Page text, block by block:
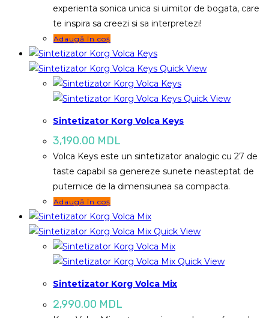
experienta sonica unica si uimitor de bogata, care
te inspira sa creezi si sa interpretezi!
Adaugă în coș
Quick View
Quick View
Sintetizator Korg Volca Keys
3,190.00 MDL
Volca Keys este un sintetizator analogic cu 27 de
taste capabil sa genereze sunete neasteptat de
puternice de la dimensiunea sa compacta.
Adaugă în coș
Quick View
Quick View
Sintetizator Korg Volca Mix
2,990.00 MDL